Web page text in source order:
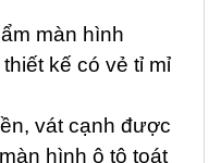
màn hình
kế có vẻ tỉ mỉ
vát cạnh được
hình ô tô toát